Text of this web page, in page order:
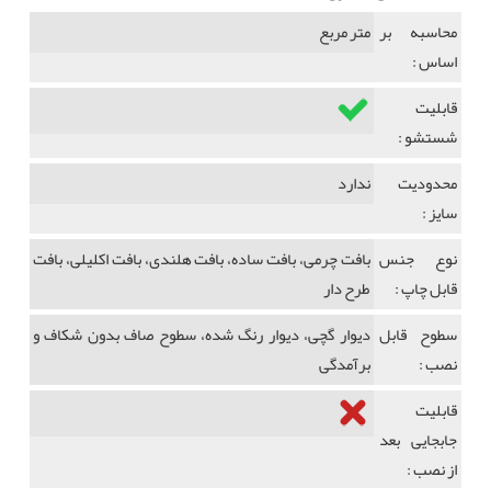
محاسبه بر
اساس :
متر مربع
قابلیت
شستشو :
محدودیت
سایز :
ندارد
نوع جنس
قابل چاپ :
بافت چرمی، بافت ساده، بافت هلندی، بافت اکلیلی، بافت
طرح دار
سطوح قابل
نصب :
دیوار گچی، دیوار رنگ شده، سطوح صاف بدون شکاف و
برآمدگی
قابلیت
جابجایی بعد
از نصب :